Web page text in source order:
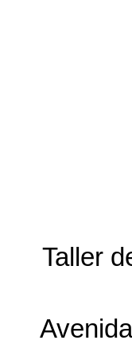
Taller